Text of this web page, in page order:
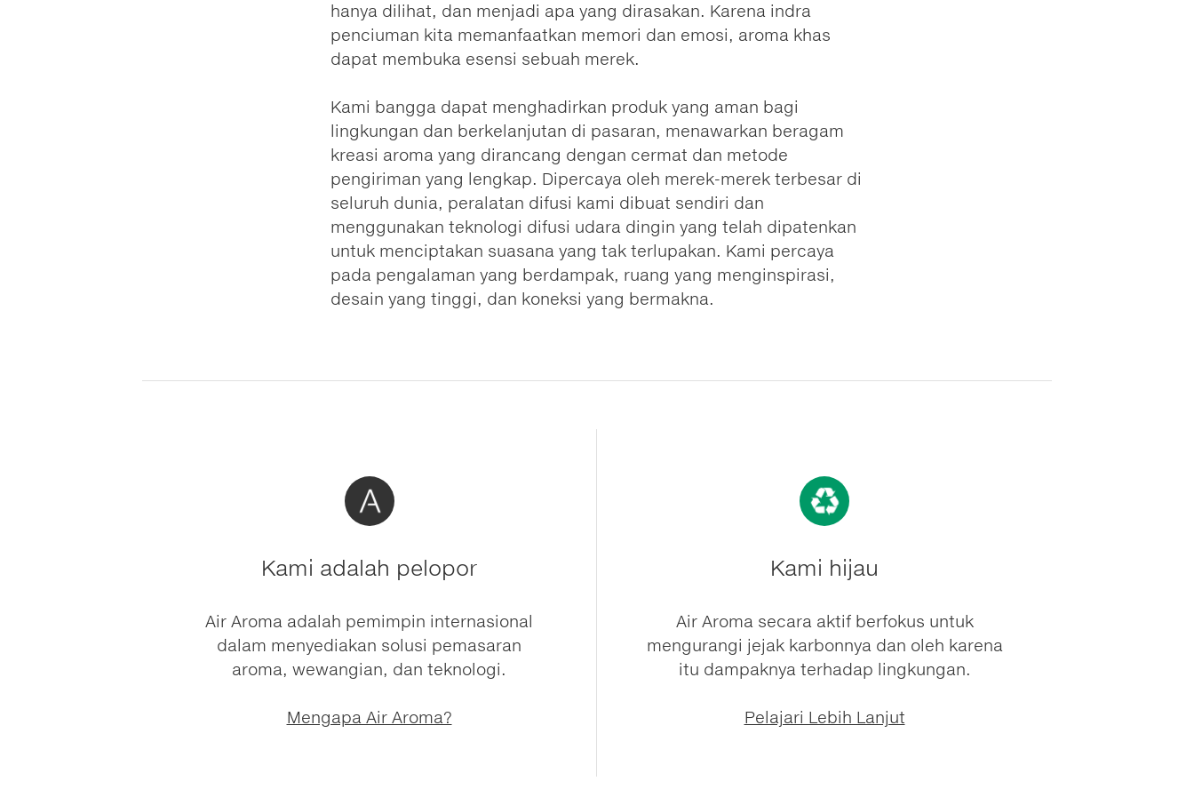
hanya dilihat, dan menjadi apa yang dirasakan. Karena indra
penciuman kita memanfaatkan memori dan emosi, aroma khas
dapat membuka esensi sebuah merek.
Kami bangga dapat menghadirkan produk yang aman bagi
lingkungan dan berkelanjutan di pasaran, menawarkan beragam
kreasi aroma yang dirancang dengan cermat dan metode
pengiriman yang lengkap. Dipercaya oleh merek-merek terbesar di
seluruh dunia, peralatan difusi kami dibuat sendiri dan
menggunakan teknologi difusi udara dingin yang telah dipatenkan
untuk menciptakan suasana yang tak terlupakan. Kami percaya
pada pengalaman yang berdampak, ruang yang menginspirasi,
desain yang tinggi, dan koneksi yang bermakna.
Kami adalah pelopor
Air Aroma adalah pemimpin internasional
dalam menyediakan solusi pemasaran
aroma, wewangian, dan teknologi.
Mengapa Air Aroma?
Kami hijau
Air Aroma secara aktif berfokus untuk
mengurangi jejak karbonnya dan oleh karena
itu dampaknya terhadap lingkungan.
Pelajari Lebih Lanjut